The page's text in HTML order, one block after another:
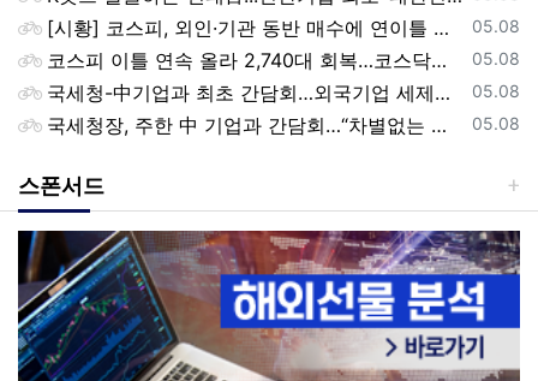
등록일
05.08
[시황] 코스피, 외인·기관 동반 매수에 연이틀 상승…2745.05 마감
등록일
05.08
코스피 이틀 연속 올라 2,740대 회복…코스닥은 강보합(종합)
등록일
05.08
국세청-中기업과 최초 간담회…외국기업 세제혜택 등 논의
등록일
05.08
국세청장, 주한 中 기업과 간담회…“차별없는 공정과세 약속”
스폰서드